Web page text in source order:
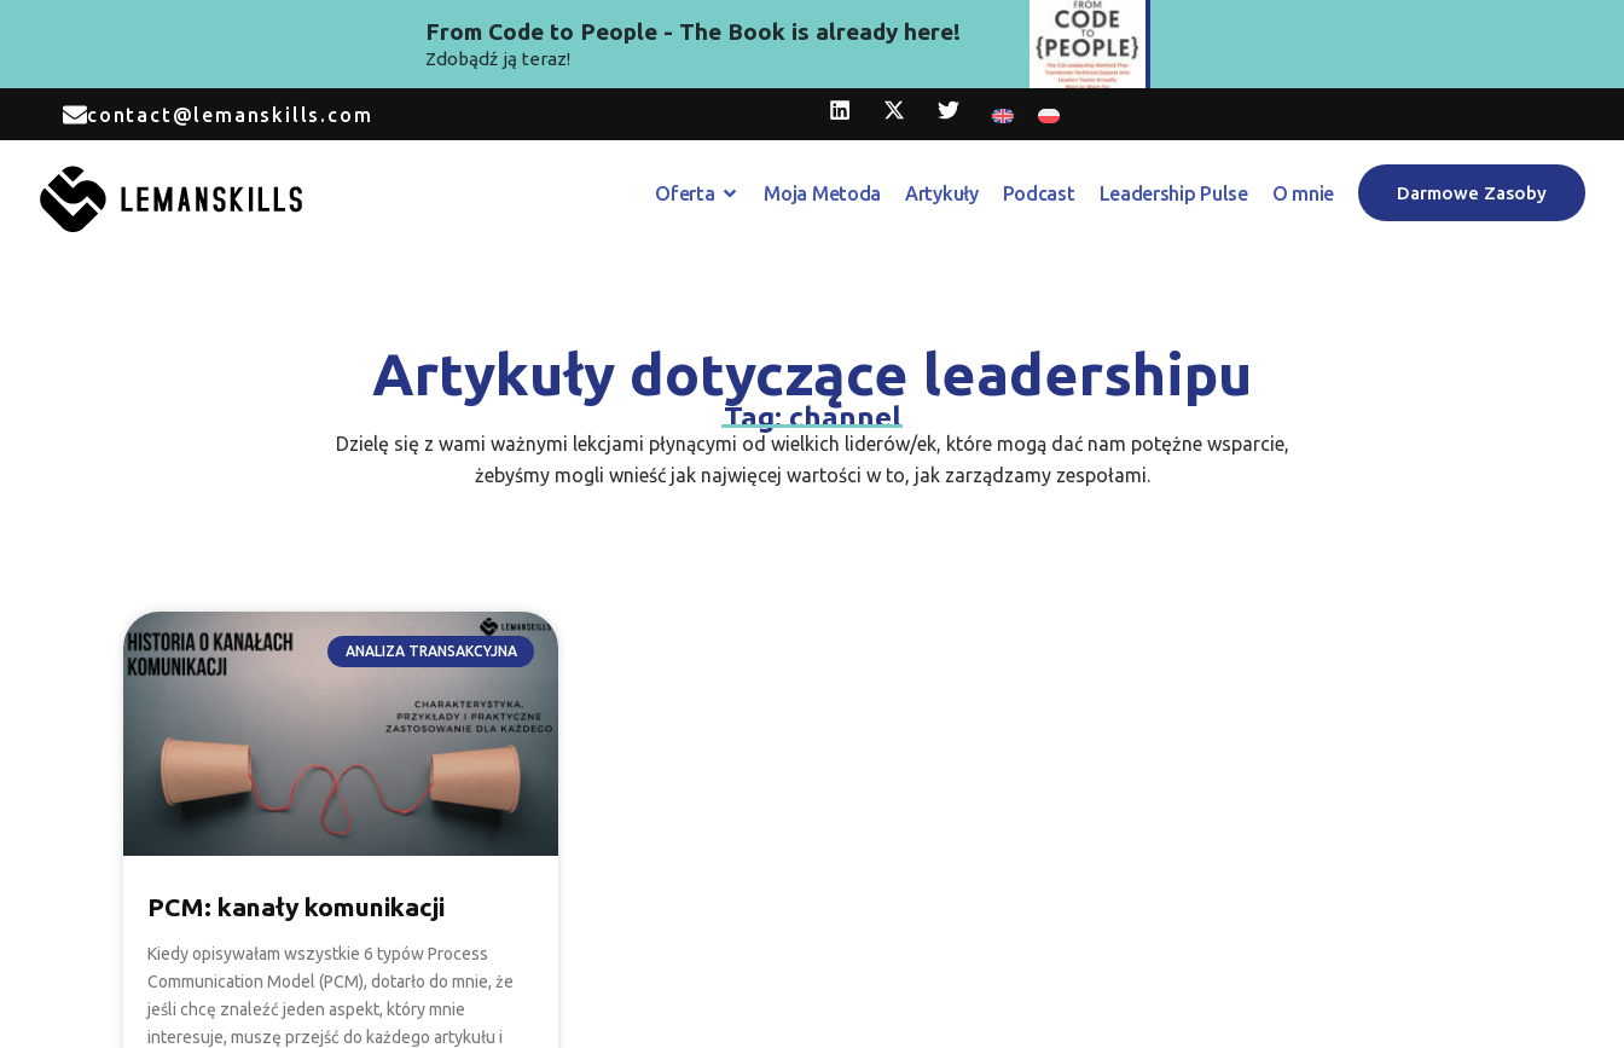
From Code to People - The Book is already here!
Zdobądź ją teraz!
contact@lemanskills.com
Oferta Moja Metoda Artykuły Podcast Leadership Pulse O mnie Darmowe Zasoby
Artykuły dotyczące leadershipu
Tag: channel
Dzielę się z wami ważnymi lekcjami płynącymi od wielkich liderów/ek, które mogą dać nam potężne wsparcie,
żebyśmy mogli wnieść jak najwięcej wartości w to, jak zarządzamy zespołami.
ANALIZA TRANSAKCYJNA
PCM: kanały komunikacji
Kiedy opisywałam wszystkie 6 typów Process
Communication Model (PCM), dotarło do mnie, że
jeśli chcę znaleźć jeden aspekt, który mnie
interesuje, muszę przejść do każdego artykułu i